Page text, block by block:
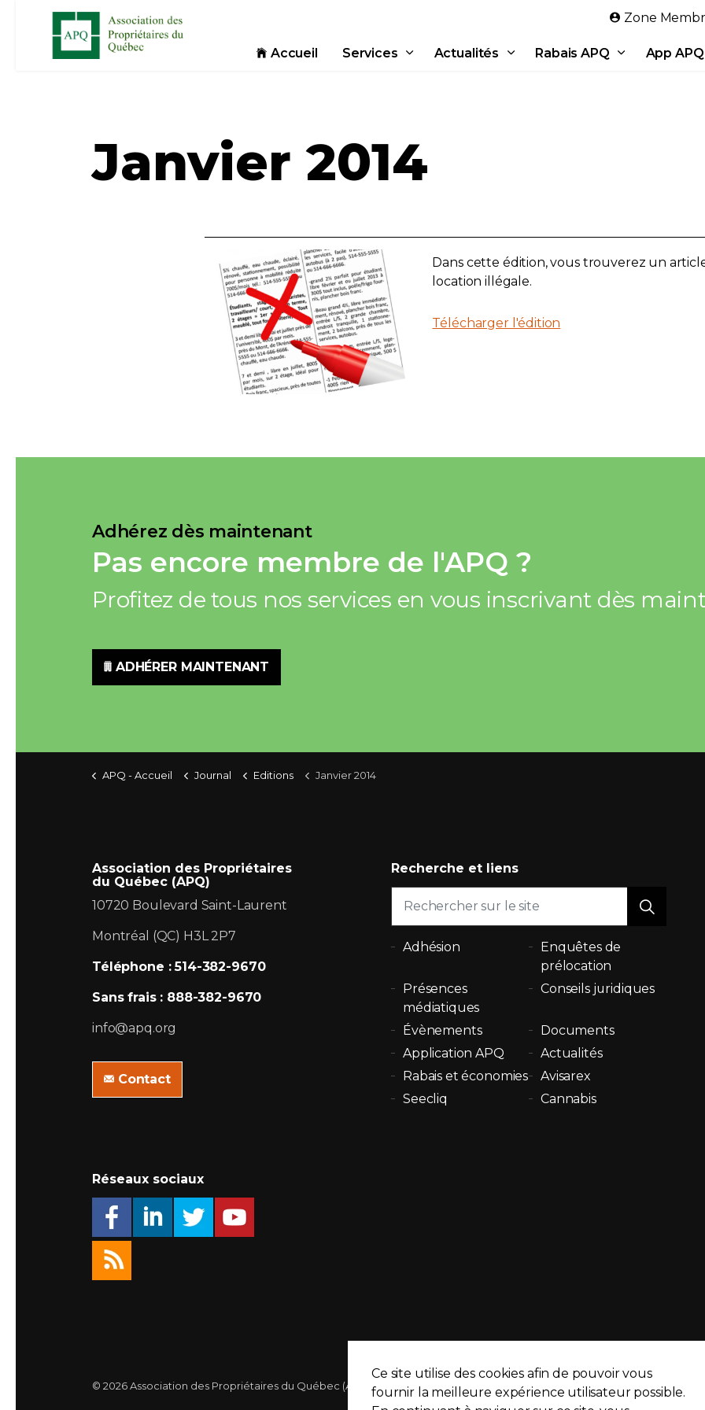
Accueil Services Actualités Rabais APQ App APQ
Zone
Janvier 2014
Dans cette édition, vous trouverez un
location illégale.
Télécharger l'édition
Adhérez dès maintenant
Pas encore membre de l'APQ ?
Profitez de tous nos services en vous inscrivant dès
ADHÉRER MAINTENANT
APQ - Accueil Journal Editions Janvier 2014
Association des Propriétaires
du Québec (APQ)
10720 Boulevard Saint-Laurent
Montréal (QC) H3L 2P7
Téléphone : 514-382-9670
Sans frais : 888-382-9670
info@apq.org
Contact
Recherche et liens
Adhésion
Enquêtes de
prélocation
Présences
médiatiques
Conseils juridiques
Évènements
Documents
Application APQ
Actualités
Rabais et économies
Avisarex
Seecliq
Cannabis
Réseaux sociaux
© 2026 Association des Propriétaires du Québec (APQ) Politique de confidentialité Plan du site
Ce site utilise des cookies afin de pouvoir vous
fournir la meilleure expérience utilisateur possible.